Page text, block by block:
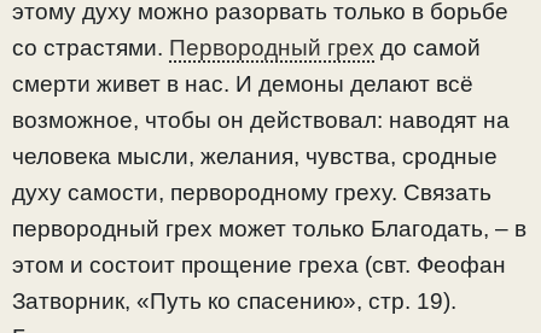
этому духу можно разорвать только в борьбе
со страстями. Первородный грех до самой
смерти живет в нас. И демоны делают всё
возможное, чтобы он действовал: наводят на
человека мысли, желания, чувства, сродные
духу самости, первородному греху. Связать
первородный грех может только Благодать, – в
этом и состоит прощение греха (свт. Феофан
Затворник, «Путь ко спасению», стр. 19).